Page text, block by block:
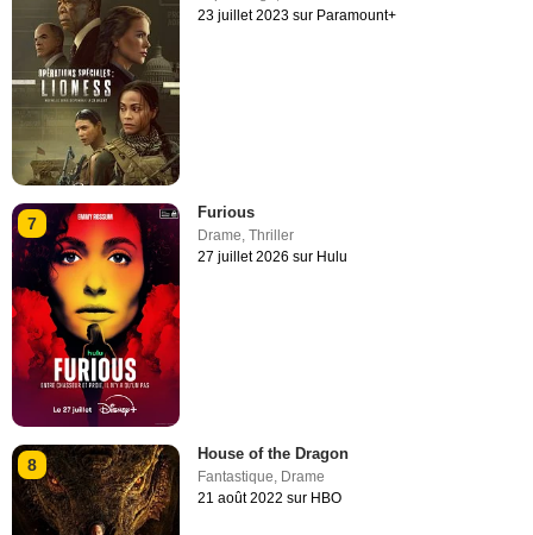
23 juillet 2023 sur Paramount+
7
Furious
Drame,Thriller
27 juillet 2026 sur Hulu
8
House of the Dragon
Fantastique, Drame
21 août 2022 sur HBO